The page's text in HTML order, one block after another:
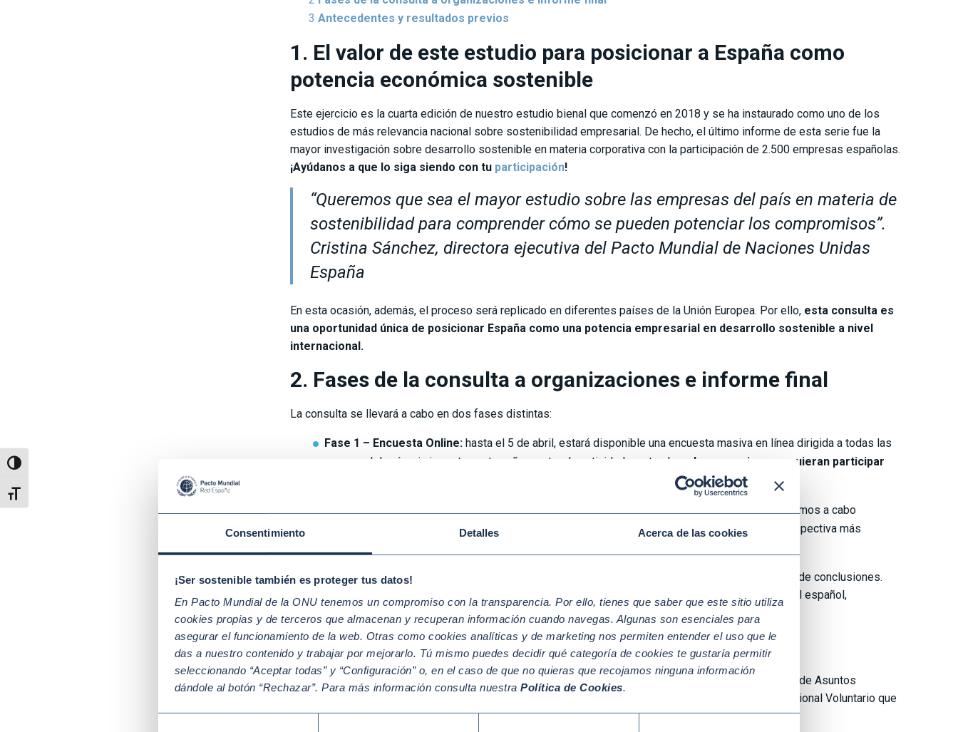
Consentimiento Detalles Acerca de las cookies
¡Ser sostenible también es proteger tus datos!
En Pacto Mundial de la ONU tenemos un compromiso con la transparencia. Por ello, tienes que saber que este sitio utiliza
cookies propias y de terceros que almacenan y recuperan información cuando navegas. Algunas son esenciales para
asegurar el funcionamiento de la web. Otras como cookies analíticas y de marketing nos permiten entender el uso que le
das a nuestro contenido y trabajar por mejorarlo. Tú mismo puedes decidir qué categoría de cookies te gustaría permitir
seleccionando “Aceptar todas” y “Configuración” o, en el caso de que no quieras que recojamos ninguna información
dándole al botón “Rechazar”. Para más información consulta nuestra Política de Cookies.
Alternar alto contraste
Alternar tamaño de letra
Antecedentes y resultados previos
1. El valor de este estudio para posicionar a España como
potencia económica sostenible
Este ejercicio es la cuarta edición de nuestro estudio bienal que comenzó en 2018 y se ha instaurado como uno de los
estudios de más relevancia nacional sobre sostenibilidad empresarial. De hecho, el último informe de esta serie fue la
mayor investigación sobre desarrollo sostenible en materia corporativa con la participación de 2.500 empresas españolas.
¡Ayúdanos a que lo siga siendo con tu participación!
“Queremos que sea el mayor estudio sobre las empresas del país en materia de
sostenibilidad para comprender cómo se pueden potenciar los compromisos”.
Cristina Sánchez, directora ejecutiva del Pacto Mundial de Naciones Unidas
España
En esta ocasión, además, el proceso será replicado en diferentes países de la Unión Europea. Por ello, esta consulta es
una oportunidad única de posicionar España como una potencia empresarial en desarrollo sostenible a nivel
internacional.
2. Fases de la consulta a organizaciones e informe final
La consulta se llevará a cabo en dos fases distintas:
Fase 1 – Encuesta Online: hasta el 5 de abril, estará disponible una encuesta masiva en línea dirigida a todas las
empresas del país, sin importar su tamaño, sector de actividad o naturaleza. Los usuarios que quieran participar
Fase 2 – Estudio Cualitativo: Basándonos en los datos recopilados en la primera fase, llevaremos a cabo
entrevistas cualitativas con expertos para profundizar en los temas abordados y obtener una perspectiva más
Una vez completadas todas las etapas de la consulta, presentaremos en junio de este año un informe de conclusiones.
Éste reflejará el conocimiento y estado de implementación de la Agenda 2030 en el sector empresarial español,
comparándolo con estudios anteriores.
3. Antecedentes y resultados previos
La primera edición de este ejercicio fue realizada en 2018 en colaboración con el entonces Ministerio de Asuntos
Exteriores como un estudio pionero que contribuyó al plan de acción de Agenda 2030 y el Examen Nacional Voluntario que
se presentó en la Asamblea General de Naciones Unidas.